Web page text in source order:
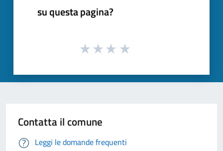
su questa pagina?
Contatta il comune
Leggi le domande frequenti